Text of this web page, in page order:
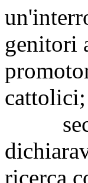
genitori
cattolici;
ricerca